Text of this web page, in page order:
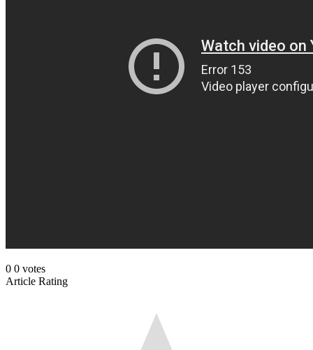
0 0 votes
Article Rating